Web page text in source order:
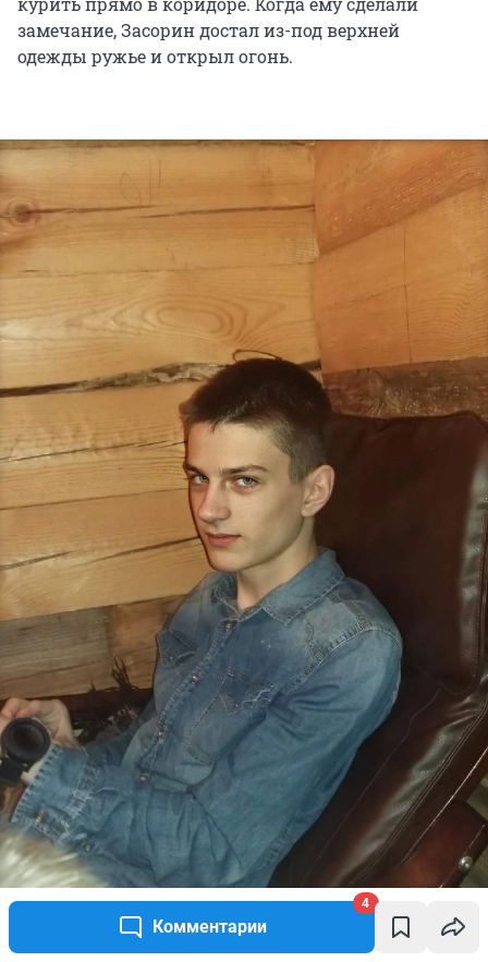
Комментарии
4
замечание, Засорин достал из-под верхней
одежды ружье и открыл огонь.